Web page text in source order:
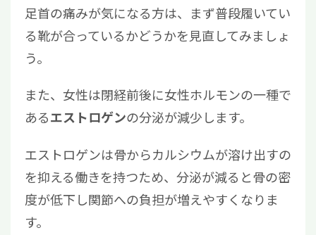
足首の痛みが気になる方は、まず普段履いてい
る靴が合っているかどうかを見直してみましょ
う。
また、女性は閉経前後に女性ホルモンの一種で
あるエストロゲンの分泌が減少します。
エストロゲンは骨からカルシウムが溶け出すの
を抑える働きを持つため、分泌が減ると骨の密
度が低下し関節への負担が増えやすくなりま
す。